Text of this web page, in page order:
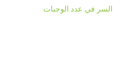
السر في عدد الوجبات